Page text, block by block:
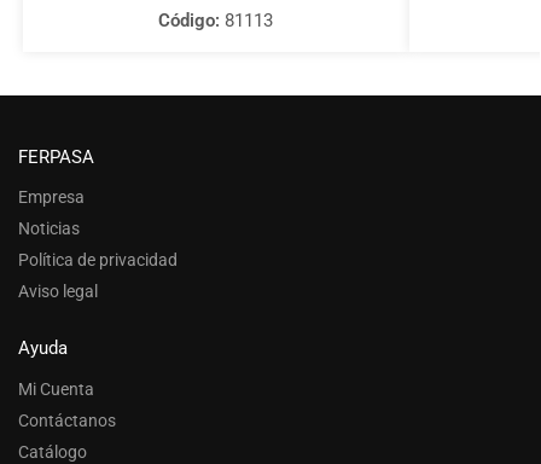
Código: 81113
FERPASA
Empresa
Noticias
Política de privacidad
Aviso legal
Ayuda
Mi Cuenta
Contáctanos
Catálogo